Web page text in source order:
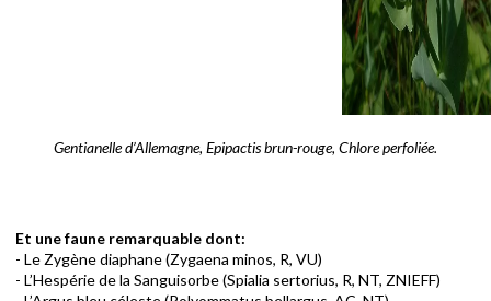
Gentianelle d’Allemagne, Epipactis brun-rouge, Chlore perfoliée.
Et une faune remarquable dont:
- Le Zygène diaphane (Zygaena minos, R, VU)
- L’Hespérie de la Sanguisorbe (Spialia sertorius, R, NT, ZNIEFF)